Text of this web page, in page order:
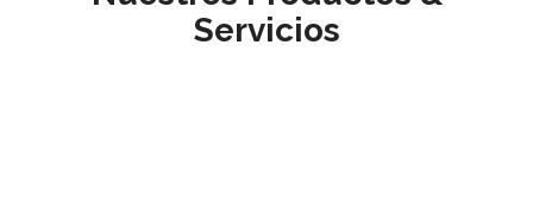
Servicios